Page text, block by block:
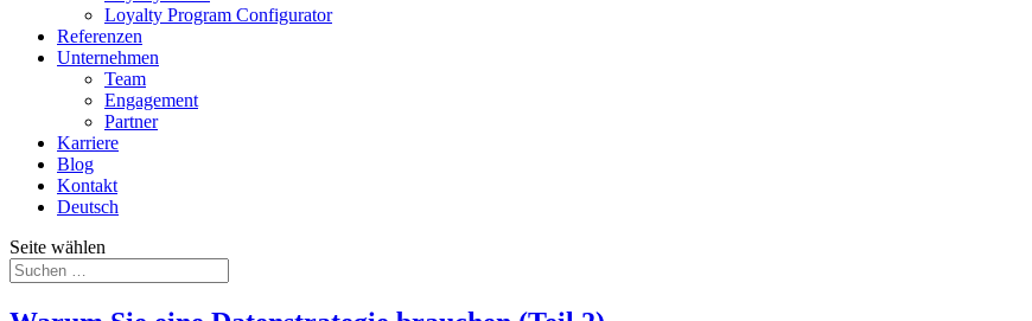
Loyalty Program Configurator
Referenzen
Unternehmen
Team
Engagement
Partner
Karriere
Blog
Kontakt
Deutsch
Seite wählen